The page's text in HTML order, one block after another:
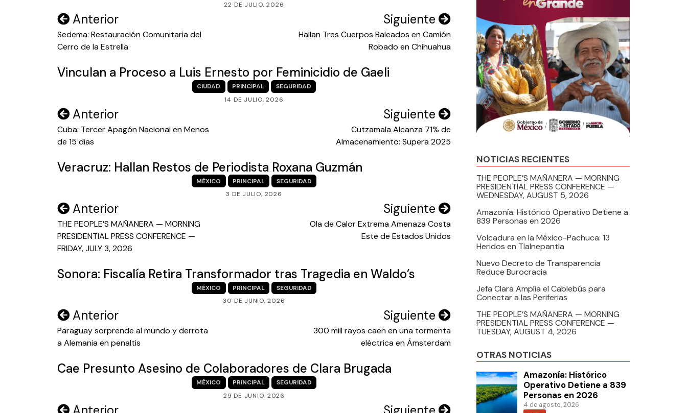
22 DE JULIO, 2026
Navegación
de
Anterior
Sedema: Restauración Comunitaria del
Cerro de la Estrella
Siguiente
Hallan Tres Cuerpos Baleados en Camión
Robado en Chihuahua
Vinculan a Proceso a Luis Ernesto por Feminicidio de Gaeli
CIUDAD PRINCIPAL
SEGURIDAD
14 DE JULIO, 2026
Navegación
de
Anterior
Cuba: Tercer Apagón Nacional en Menos
de 15 días
Siguiente
Cutzamala Alcanza 71% de
Almacenamiento: Supera 2025
Veracruz: Hallan Restos de Periodista Roxana Guzmán
MÉXICO PRINCIPAL
SEGURIDAD
3 DE JULIO, 2026
Navegación
de
entradas
Anterior
THE PEOPLE’S MAÑANERA — MORNING
PRESIDENTIAL PRESS CONFERENCE —
FRIDAY, JULY 3, 2026
Siguiente
Ola de Calor Extrema Amenaza Costa
Este de Estados Unidos
Sonora: Fiscalía Retira Transformador tras Tragedia en Waldo’s
MÉXICO PRINCIPAL
SEGURIDAD
30 DE JUNIO, 2026
Navegación
de
Anterior
Paraguay sorprende al mundo y derrota
a Alemania en penaltis
Siguiente
300 mill rayos caen en una tormenta
eléctrica en Ámsterdam
Cae Presunto Asesino de Colaboradores de Clara Brugada
MÉXICO PRINCIPAL
SEGURIDAD
29 DE JUNIO, 2026
Navegación
NOTICIAS RECIENTES
THE PEOPLE’S MAÑANERA — MORNING
PRESIDENTIAL PRESS CONFERENCE —
WEDNESDAY, AUGUST 5, 2026
Amazonía: Histórico Operativo Detiene a
839 Personas en 2026
Volcadura en la México-Pachuca: 13
Heridos en Tlalnepantla
Nuevo Decreto de Transparencia
Reduce Burocracia
Jefa Clara Amplía el Cablebús para
Conectar a las Periferias
THE PEOPLE’S MAÑANERA — MORNING
PRESIDENTIAL PRESS CONFERENCE —
TUESDAY, AUGUST 4, 2026
OTRAS NOTICIAS
Amazonía: Histórico
Operativo Detiene a 839
Personas en 2026
4 de agosto, 2026